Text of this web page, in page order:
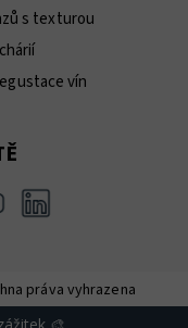
s texturou
vín
práva vyhrazena